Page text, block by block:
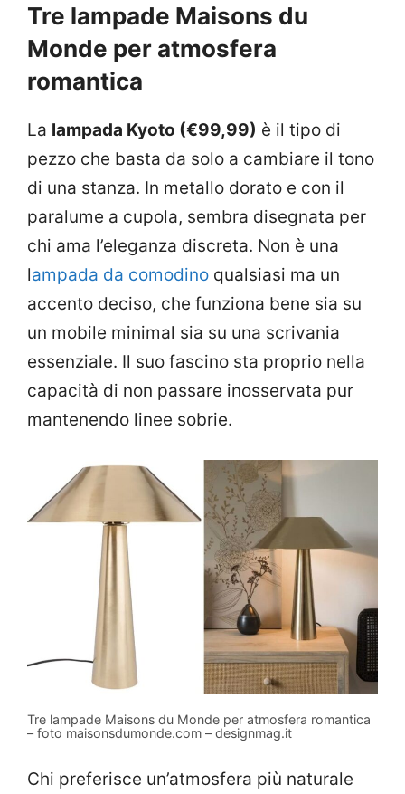
Tre lampade Maisons du
Monde per atmosfera
romantica
La lampada Kyoto (€99,99) è il tipo di
pezzo che basta da solo a cambiare il tono
di una stanza. In metallo dorato e con il
paralume a cupola, sembra disegnata per
chi ama l’eleganza discreta. Non è una
lampada da comodino qualsiasi ma un
accento deciso, che funziona bene sia su
un mobile minimal sia su una scrivania
essenziale. Il suo fascino sta proprio nella
capacità di non passare inosservata pur
mantenendo linee sobrie.
Tre lampade Maisons du Monde per atmosfera romantica
– foto maisonsdumonde.com – designmag.it
Chi preferisce un’atmosfera più naturale